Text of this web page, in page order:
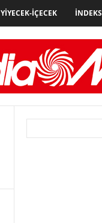
YIYECEK-İÇECEK İNDEKS